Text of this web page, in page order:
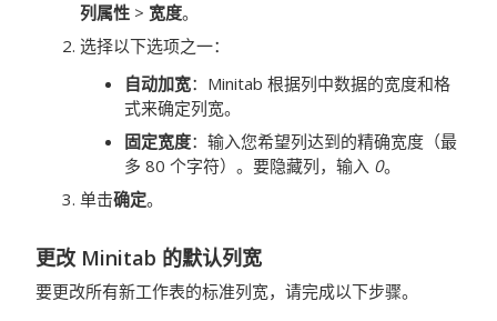
列属性 > 宽度。
选择以下选项之一：
自动加宽：Minitab 根据列中数据的宽度和格
式来确定列宽。
固定宽度：输入您希望列达到的精确宽度（最
多 80 个字符）。要隐藏列，输入 0。
单击确定。
更改 Minitab 的默认列宽
要更改所有新工作表的标准列宽，请完成以下步骤。